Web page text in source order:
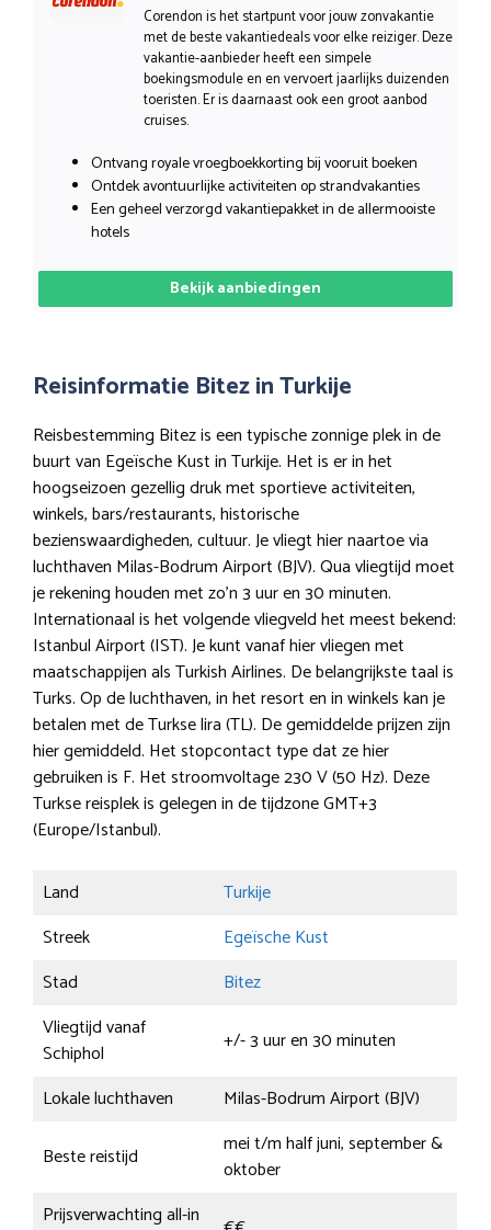
Corendon is het startpunt voor jouw zonvakantie
met de beste vakantiedeals voor elke reiziger. Deze
vakantie-aanbieder heeft een simpele
boekingsmodule en en vervoert jaarlijks duizenden
toeristen. Er is daarnaast ook een groot aanbod
cruises.
Ontvang royale vroegboekkorting bij vooruit boeken
Ontdek avontuurlijke activiteiten op strandvakanties
Een geheel verzorgd vakantiepakket in de allermooiste
hotels
Bekijk aanbiedingen
Reisinformatie Bitez in Turkije
Reisbestemming Bitez is een typische zonnige plek in de
buurt van Egeïsche Kust in Turkije. Het is er in het
hoogseizoen gezellig druk met sportieve activiteiten,
winkels, bars/restaurants, historische
bezienswaardigheden, cultuur. Je vliegt hier naartoe via
luchthaven Milas-Bodrum Airport (BJV). Qua vliegtijd moet
je rekening houden met zo’n 3 uur en 30 minuten.
Internationaal is het volgende vliegveld het meest bekend:
Istanbul Airport (IST). Je kunt vanaf hier vliegen met
maatschappijen als Turkish Airlines. De belangrijkste taal is
Turks. Op de luchthaven, in het resort en in winkels kan je
betalen met de Turkse lira (TL). De gemiddelde prijzen zijn
hier gemiddeld. Het stopcontact type dat ze hier
gebruiken is F. Het stroomvoltage 230 V (50 Hz). Deze
Turkse reisplek is gelegen in de tijdzone GMT+3
(Europe/Istanbul).
Land
Turkije
Streek
Egeïsche Kust
Stad
Bitez
Vliegtijd vanaf
Schiphol
+/- 3 uur en 30 minuten
Lokale luchthaven
Milas-Bodrum Airport (BJV)
Beste reistijd
mei t/m half juni, september &
oktober
Prijsverwachting all-in